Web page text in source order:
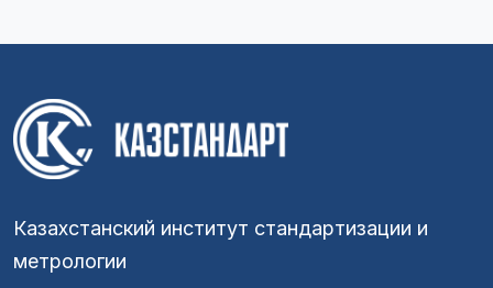
Казахстанский институт стандартизации и
метрологии